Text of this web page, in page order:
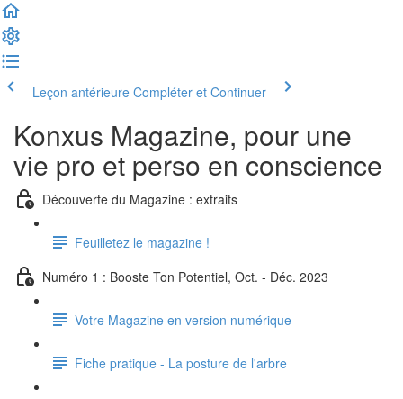
Leçon antérieure Compléter et Continuer
Konxus Magazine, pour une
vie pro et perso en conscience
Découverte du Magazine : extraits
Feuilletez le magazine !
Numéro 1 : Booste Ton Potentiel, Oct. - Déc. 2023
Votre Magazine en version numérique
Fiche pratique - La posture de l'arbre